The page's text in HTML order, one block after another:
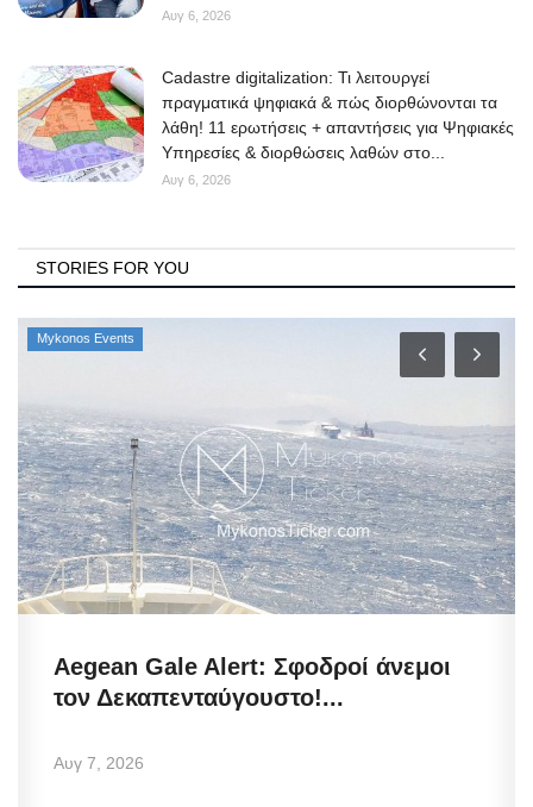
Αυγ 6, 2026
Cadastre digitalization: Τι λειτουργεί
πραγματικά ψηφιακά & πώς διορθώνονται τα
λάθη! 11 ερωτήσεις + απαντήσεις για Ψηφιακές
Υπηρεσίες & διορθώσεις λαθών στο...
Αυγ 6, 2026
STORIES FOR YOU
Mykonos Events
Aegean Gale Alert: Σφοδροί άνεμοι
τον Δεκαπενταύγουστο!...
Αυγ 7, 2026